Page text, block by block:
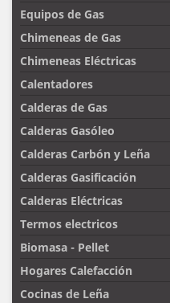
Equipos de Gas
Chimeneas de Gas
Chimeneas Eléctricas
Calentadores
Calderas de Gas
Calderas Gasóleo
Calderas Carbón y Leña
Calderas Gasificación
Calderas Eléctricas
Termos electricos
Biomasa - Pellet
Hogares Calefacción
Cocinas de Leña